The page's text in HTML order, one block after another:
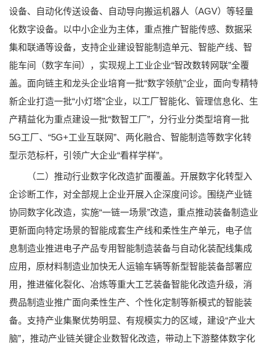
设备、自动化传送设备、自动导向搬运机器人（AGV）等轻量
化数字设备。以中小企业为主体，重点推广智能传感、数据采
集和联通等设备，支持企业建设智能制造单元、智能产线、智
能车间（数字车间），实现规上工业企业“智改数转网联”全覆
盖。面向链主和龙头企业培育一批“数字领航”企业，面向专精特
新企业打造一批“小灯塔”企业，以工厂智能化、管理信息化、生
产精益化为重点建设一批“数智工厂”，分行业分类型培育一批
5G工厂、“5G+工业互联网”、两化融合、智能制造等数字化转
型示范标杆，引领广大企业“看样学样”。
（二）推动行业数字化改造扩面覆盖。开展数字化转型入
企诊断工作，对全部规上企业开展入企深度问诊。围绕产业链
协同数字化改造，实施“一链一场景”改造，重点推动装备制造业
更新面向特定场景的智能成套生产线和柔性生产单元，电子信
息制造业推进电子产品专用智能制造装备与自动化装配线集成
应用，原材料制造业加快无人运输车辆等新型智能装备部署应
用，推进催化裂化、冶炼等重大工艺装备智能化改造升级，消
费品制造业推广面向柔性生产、个性化定制等新模式的智能装
备。支持产业集聚优势明显、有规模实力的区域，建设“产业大
脑”，推动产业链关键企业数智化改造，带动上下游整体数字化